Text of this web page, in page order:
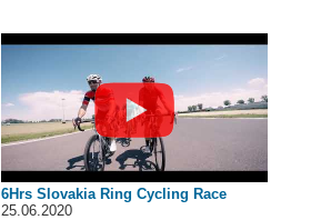
6Hrs Slovakia Ring Cycling Race
25.06.2020